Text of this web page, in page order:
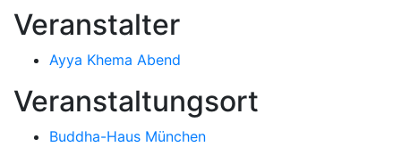
Veranstalter
Ayya Khema Abend
Veranstaltungsort
Buddha-Haus München